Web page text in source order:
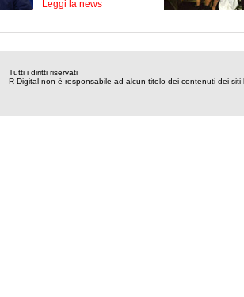
Leggi la news
Tutti i diritti riservati
R Digital non è responsabile ad alcun titolo dei contenuti dei siti